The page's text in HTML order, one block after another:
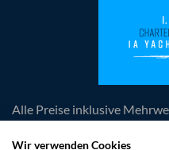
Alle Preise inklusive
obligatorischer Kosten. Die
Wir verwenden Cookies